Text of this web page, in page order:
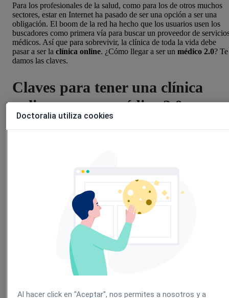
Para los profesionales de la salud, como para los de otros muchos
sectores, estar en Internet ha pasado de ser una opción a ser una
obligación. El boom de la red ha hecho que los usuarios usen los
buscadores como primera vía para buscar un proveedor de
médicos. Así que para sobrevivir, la clínica de toda la vida debe
pasar a ser la clínica online. ¿Cómo llegar a ser un médico 2.0? Te
damos las claves.
Claves para tener una clínica
online y ser un médico 2.0
Para el posicionamiento de tu clínica necesitarás tener una página
Es decir, no ser una mera traslación del material publicitario de tu
clínica a Internet, sino incluir servicios como el de reservar cita
Hacer una web es solo la mitad del trabajo, la otra mitad es
posicionarla. Esto es conseguir que aparezca en los primeros
de los buscadores para tus keywords de interés. Una keyword es
una consulta en el buscador. Por ejemplo, si tienes un clínica de
fisioterapia en Madrid la keyword por la que aspirar a posicionarte
puede ser precisamente “clínica de fisioterapia en Madrid”. La
de conseguirlo es a través del SEO. Puedes contratar una agencia
aprender).
Doctoralia utiliza cookies
Al hacer click en "Aceptar", nos permites a nosotros y a